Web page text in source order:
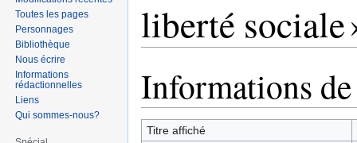
liberté sociale
la
navigation
la
recherche
Informations de
Titre affiché
Toutes les pages
Personnages
Bibliothèque
Nous écrire
Informations
rédactionnelles
Liens
Qui sommes-nous?